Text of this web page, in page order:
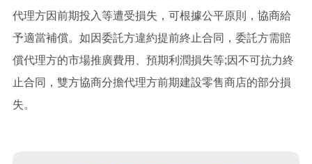
代理方因前期投入等遭受損失，可根據公平原則，協商給
予適當補償。如因委託方違約提前終止合同，委託方需賠
償代理方的市場推廣費用、預期利潤損失等;因不可抗力終
止合同，雙方協商分擔代理方前期建設零售商店的部分損
失。